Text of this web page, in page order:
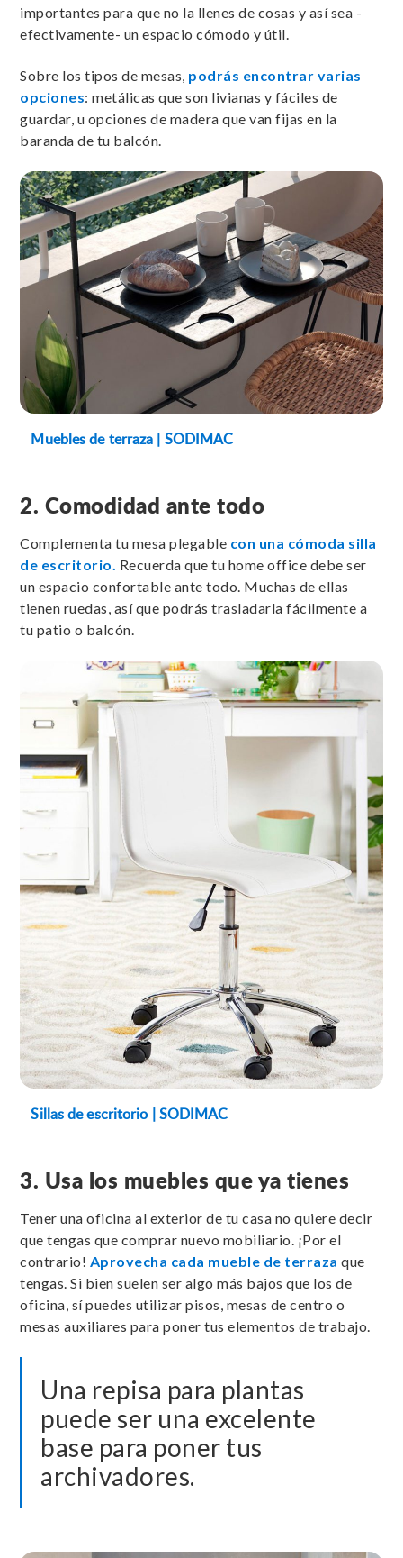
importantes para que no la llenes de cosas y así sea -
efectivamente- un espacio cómodo y útil.
Sobre los tipos de mesas, podrás encontrar varias
opciones: metálicas que son livianas y fáciles de
guardar, u opciones de madera que van fijas en la
baranda de tu balcón.
Muebles de terraza | SODIMAC
2. Comodidad ante todo
Complementa tu mesa plegable con una cómoda silla
de escritorio. Recuerda que tu home office debe ser
un espacio confortable ante todo. Muchas de ellas
tienen ruedas, así que podrás trasladarla fácilmente a
tu patio o balcón.
Sillas de escritorio | SODIMAC
3. Usa los muebles que ya tienes
Tener una oficina al exterior de tu casa no quiere decir
que tengas que comprar nuevo mobiliario. ¡Por el
contrario! Aprovecha cada mueble de terraza que
tengas. Si bien suelen ser algo más bajos que los de
oficina, sí puedes utilizar pisos, mesas de centro o
mesas auxiliares para poner tus elementos de trabajo.
Una repisa para plantas
puede ser una excelente
base para poner tus
archivadores.